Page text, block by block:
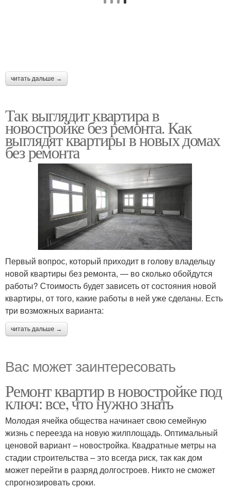
читать дальше →
Так выглядит квартира в
новостройке без ремонта. Как
выглядят квартиры в новых домах
без ремонта
Первый вопрос, который приходит в голову владельцу
новой квартиры без ремонта, — во сколько обойдутся
работы? Стоимость будет зависеть от состояния новой
квартиры, от того, какие работы в ней уже сделаны. Есть
три возможных варианта:
читать дальше →
Вас может заинтересовать
Ремонт квартир в новостройке под
ключ: все, что нужно знать
Молодая ячейка общества начинает свою семейную
жизнь с переезда на новую жилплощадь. Оптимальный
ценовой вариант – новостройка. Квадратные метры на
стадии строительства – это всегда риск, так как дом
может перейти в разряд долгостроев. Никто не сможет
спрогнозировать сроки.